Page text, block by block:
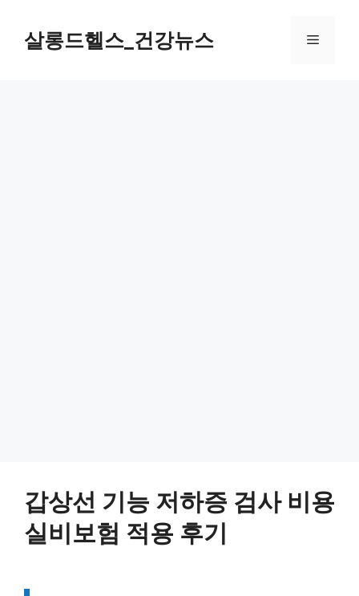
살롱드헬스_건강뉴스 메
갑상선 기능 저하증 검사 비용
실비보험 적용 후기